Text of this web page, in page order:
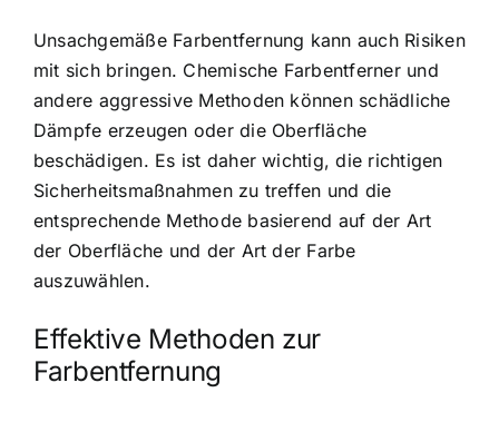
Unsachgemäße Farbentfernung kann auch Risiken
mit sich bringen. Chemische Farbentferner und
andere aggressive Methoden können schädliche
Dämpfe erzeugen oder die Oberfläche
beschädigen. Es ist daher wichtig, die richtigen
Sicherheitsmaßnahmen zu treffen und die
entsprechende Methode basierend auf der Art
der Oberfläche und der Art der Farbe
auszuwählen.
Effektive Methoden zur
Farbentfernung